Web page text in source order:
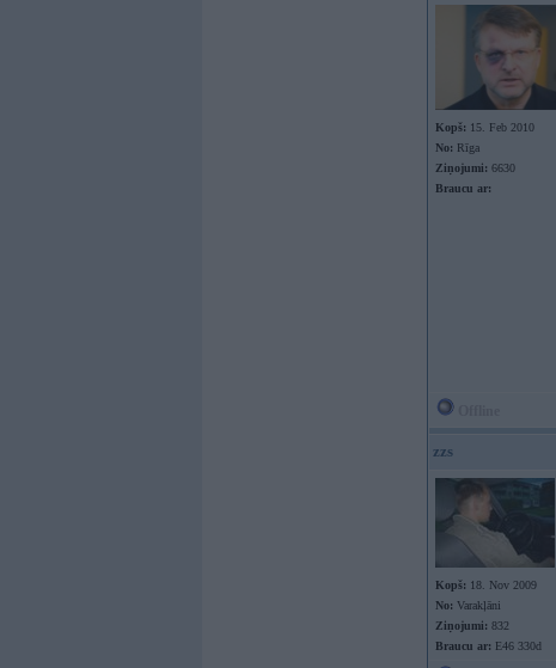
Kopš: 15. Feb 2010
No: Rīga
Ziņojumi: 6630
Braucu ar:
zzs
Kopš: 18. Nov 2009
No: Varakļāni
Ziņojumi: 832
Braucu ar: E46 330d